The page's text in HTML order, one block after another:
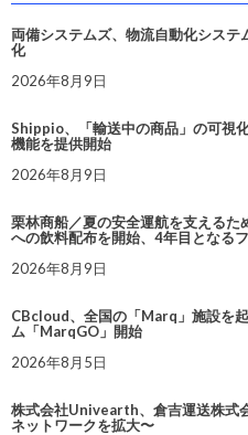
両備システムズ、物流自動化シス
化
2026年8月9日
Shippio、「輸送中の商品」の可視
機能を提供開始
2026年8月9日
栗林商船／夏の安全運航を支えるた
への飲料配布を開始、4年目となる
2026年8月9日
CBcloud、全国の「Marq」施設を
ム「MarqGO」開始
2026年8月5日
株式会社Univearth、倉吉運送株式
ネットワークを拡大〜